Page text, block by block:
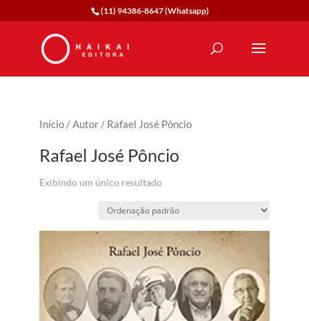
(11) 94386-8647 (Whatsapp)
Início/Autor/ Rafael José Pôncio
Rafael José Pôncio
Exibindo um único resultado